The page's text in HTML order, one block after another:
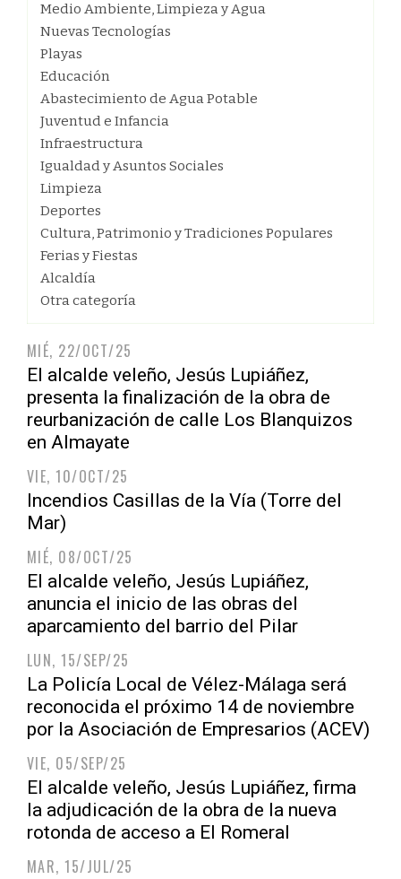
Medio Ambiente, Limpieza y Agua
Nuevas Tecnologías
Playas
Educación
Abastecimiento de Agua Potable
Juventud e Infancia
Infraestructura
Igualdad y Asuntos Sociales
Limpieza
Deportes
Cultura, Patrimonio y Tradiciones Populares
Ferias y Fiestas
Alcaldía
Otra categoría
MIÉ, 22/OCT/25
El alcalde veleño, Jesús Lupiáñez,
presenta la finalización de la obra de
reurbanización de calle Los Blanquizos
en Almayate
VIE, 10/OCT/25
Incendios Casillas de la Vía (Torre del
Mar)
MIÉ, 08/OCT/25
El alcalde veleño, Jesús Lupiáñez,
anuncia el inicio de las obras del
aparcamiento del barrio del Pilar
LUN, 15/SEP/25
La Policía Local de Vélez-Málaga será
reconocida el próximo 14 de noviembre
por la Asociación de Empresarios (ACEV)
VIE, 05/SEP/25
El alcalde veleño, Jesús Lupiáñez, firma
la adjudicación de la obra de la nueva
rotonda de acceso a El Romeral
MAR, 15/JUL/25